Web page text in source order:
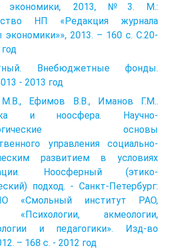
экономики, 2013, №3. М.:
НП «Редакция журнала
экономики»», 2013. – 160 с. С.20-
Внебюджетные фонды.
- 2013 год
М.В., Ефимов В.В., Иманов Г.М..
и ноосфера. Научно-
основы
управления социально-
развитием в условиях
Ноосферный (этико-
подход. - Санкт-Петербург:
«Смольный институт РАО,
«Психологии, акмеологии,
и педагогики». Изд-во
– 168 с. - 2012 год